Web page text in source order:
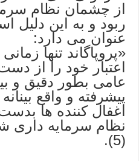
از چشمان نظام
ربود و به این دلیل
عنوان می دارد:
«پروپاگاند تنها
اعتبار خود را از
عامی بطور دقیق و
پیشرفته و واقع
اغفال کننده ها
(5).